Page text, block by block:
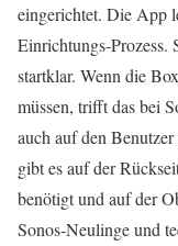
eingerichtet. Die App
Einrichtungs-Prozess.
startklar. Wenn die
müssen, trifft das bei
auch auf den
gibt es auf der
benötigt und auf der
Sonos-Neulinge und